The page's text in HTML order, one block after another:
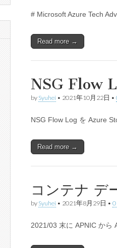
# Microsoft Azure Tech
Read more →
NSG Flow
by Syuhei • 2021年10月22日 •
NSG Flow Log を Azure
Read more →
コンテナ デ
by Syuhei • 2021年8月29日 • 0
2021/03 末に APNIC から